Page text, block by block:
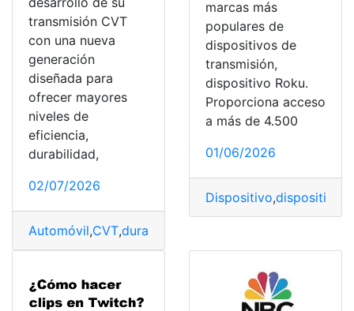
transmisión CVT
con una nueva
generación
diseñada para
ofrecer mayores
niveles de
eficiencia,
durabilidad,
02/07/2026
Automóvil,CVT,durabilidad
marcas más
populares de
dispositivos de
transmisión,
dispositivo Roku.
Proporciona acceso
a más de 4.500
01/06/2026
Dispositivo,dispositivo